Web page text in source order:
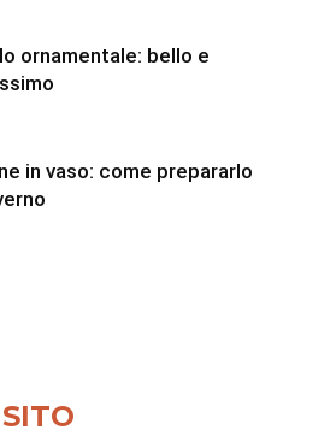
ornamentale: bello e
in vaso: come prepararlo